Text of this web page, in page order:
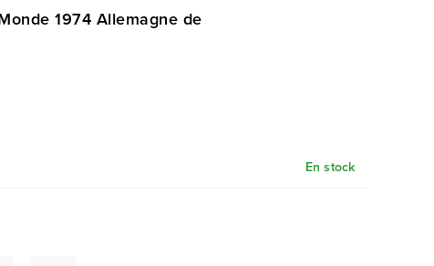
1974 Allemagne de
En stock